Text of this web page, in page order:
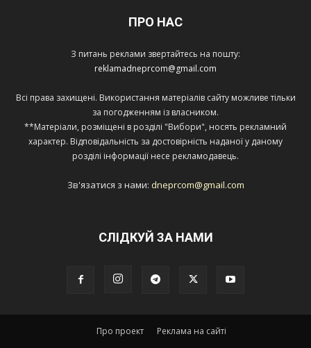
ПРО НАС
З питань реклами звертайтесь на пошту:
reklamadneprcom@gmail.com
Всі права захищені. Використання матеріалів сайту можливе тільки
за погодженням із власником.
**Матеріали, розміщені в розділі "Вибори", носять рекламний
характер. Відповідальність за достовірність наданої у даному
розділі інформації несе рекламодавець.
Зв'язатися з нами: dneprcom@gmail.com
СЛІДКУЙ ЗА НАМИ
Про проект Реклама на сайті